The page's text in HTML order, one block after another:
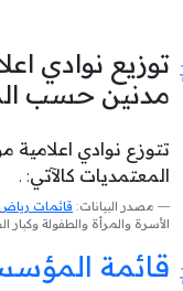
توزيع نوادي
مدنين حسب
تتوزع نوادي
المعتمديات كالآتي: .
مصدر البيانات: قائمات
الأسرة والمرأة والطفولة وكبار السن بتاريخ 2026/08/
قائمة